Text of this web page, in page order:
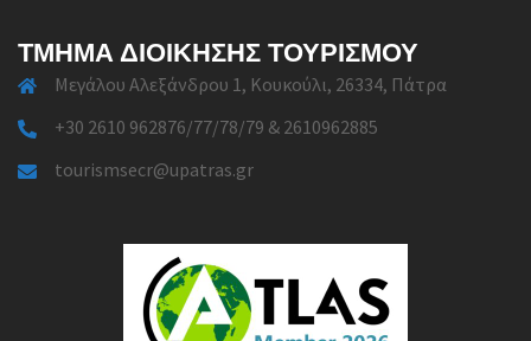
ΤΜΉΜΑ ΔΙΟΊΚΗΣΗΣ ΤΟΥΡΙΣΜΟΎ
Μεγάλου Αλεξάνδρου 1, Κουκούλι, 26334, Πάτρα
+30 2610 962876/77/78/79 & 2610962885
tourismsecr@upatras.gr